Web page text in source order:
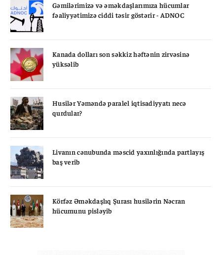
Gəmilərimizə və əməkdaşlarımıza hücumlar
fəaliyyətimizə ciddi təsir göstərir - ADNOC
Kanada dolları son səkkiz həftənin zirvəsinə
yüksəlib
Husilər Yəməndə paralel iqtisadiyyatı necə
qurdular?
Livanın cənubunda məscid yaxınlığında partlayış
baş verib
Körfəz Əməkdaşlıq Şurası husilərin Nəcran
hücumunu pisləyib